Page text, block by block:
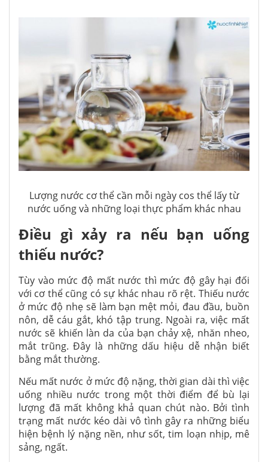
Lượng nước cơ thể cần mỗi ngày cos thể lấy từ
nước uống và những loại thực phẩm khác nhau
Điều gì xảy ra nếu bạn uống
thiếu nước?
Tùy vào mức độ mất nước thì mức độ gây hại đối
với cơ thể cũng có sự khác nhau rõ rệt. Thiếu nước
ở mức độ nhẹ sẽ làm bạn mệt mỏi, đau đầu, buồn
nôn, dễ cáu gắt, khó tập trung. Ngoài ra, việc mất
nước sẽ khiến làn da của bạn chảy xệ, nhăn nheo,
mắt trũng. Đây là những dấu hiệu dễ nhận biết
bằng mắt thường.
Nếu mất nước ở mức độ nặng, thời gian dài thì việc
uống nhiều nước trong một thời điểm để bù lại
lượng đã mất không khả quan chút nào. Bởi tình
trạng mất nước kéo dài vô tình gây ra những biểu
hiện bệnh lý nặng nền, như sốt, tim loạn nhịp, mê
sảng, ngất.